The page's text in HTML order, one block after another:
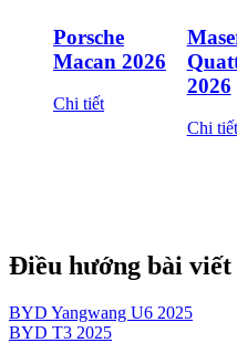
Porsche
Macan 2026
Chi tiết
2026
Chi tiết
Điều hướng bài viết
BYD Yangwang U6 2025
BYD T3 2025